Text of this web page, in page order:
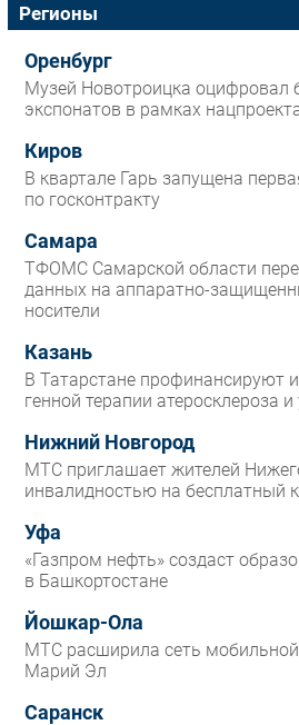
Регионы
Оренбург
Музей Новотроицка оцифровал
экспонатов в рамках
Киров
В квартале Гарь запущена
по госконтракту
Самара
ТФОМС Самарской области
данных на аппаратно-
носители
Казань
В Татарстане профинансируют
генной терапии атеросклероза
Нижний Новгород
МТС приглашает жителей
инвалидностью на бесплатный
Уфа
«Газпром нефть» создаст
в Башкортостане
Йошкар-Ола
МТС расширила сеть мобильной
Марий Эл
Саранск